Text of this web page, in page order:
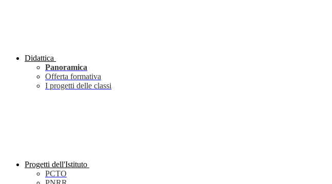
Didattica
Panoramica
Offerta formativa
I progetti delle classi
Progetti dell'Istituto
PCTO